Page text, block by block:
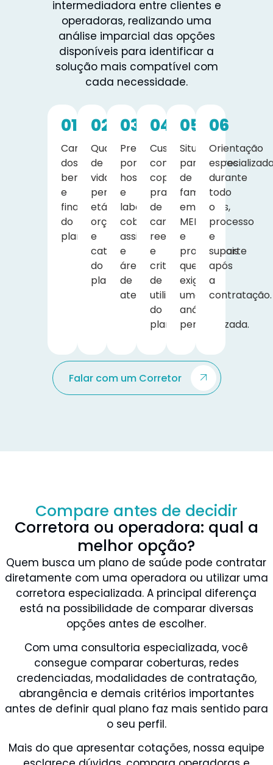
intermediadora entre clientes e
operadoras, realizando uma
análise imparcial das opções
disponíveis para identificar a
solução mais compatível com
cada necessidade.
01
Características
dos
beneficiários
e
finalidade
do
plano.
02
Quantidade
de
vidas,
perfil
etário,
orçamento
e
categoria
do
plano.
03
Preferência
por
hospitais
e
laboratórios,
cobertura
assistencial
e
área
de
atendimento.
04
Custos
com
coparticipação,
prazos
de
carência,
reembolso
e
critérios
de
utilização
do
plano.
05
Situações
particulares
de
famílias,
empresas,
MEIs
e
profissionais
que
exigem
uma
análise
personalizada.
06
Orientação
durante
todo
o
processo
e
suporte
após
a
contratação.
Falar com um Corretor
Compare antes de decidir
Corretora ou operadora: qual a
melhor opção?
Quem busca um plano de saúde pode contratar
diretamente com uma operadora ou utilizar uma
corretora especializada. A principal diferença
está na possibilidade de comparar diversas
opções antes de escolher.
Com uma consultoria especializada, você
consegue comparar coberturas, redes
credenciadas, modalidades de contratação,
abrangência e demais critérios importantes
antes de definir qual plano faz mais sentido para
o seu perfil.
Mais do que apresentar cotações, nossa equipe